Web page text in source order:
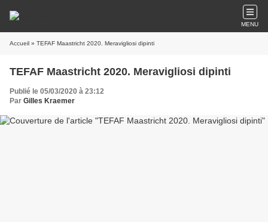
MENU
Accueil » TEFAF Maastricht 2020. Meravigliosi dipinti
TEFAF Maastricht 2020. Meravigliosi dipinti
Publié le 05/03/2020 à 23:12
Par Gilles Kraemer